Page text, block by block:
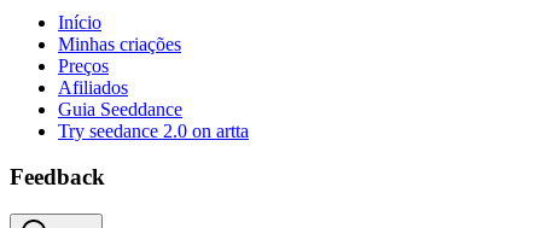
Início
Minhas criações
Preços
Afiliados
Guia Seeddance
Try seedance 2.0 on artta
Feedback